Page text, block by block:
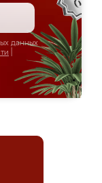
данных